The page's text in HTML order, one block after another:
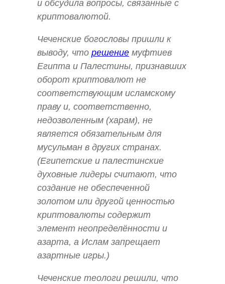
и обсудила вопросы, связанные с
криптовалютой.
Чеченские богословы пришли к
выводу, что решение муфтиев
Египта и Палестины, признавших
оборот криптовалют не
соответствующим исламскому
праву и, соответственно,
недозволенным (харам), не
является обязательным для
мусульман в других странах.
(Египетские и палестинские
духовные лидеры считают, что
создание не обеспеченной
золотом или другой ценностью
криптовалюты содержит
элемент неопределённости и
азарта, а Ислам запрещает
азартные игры.)
Чеченские теологи решили, что